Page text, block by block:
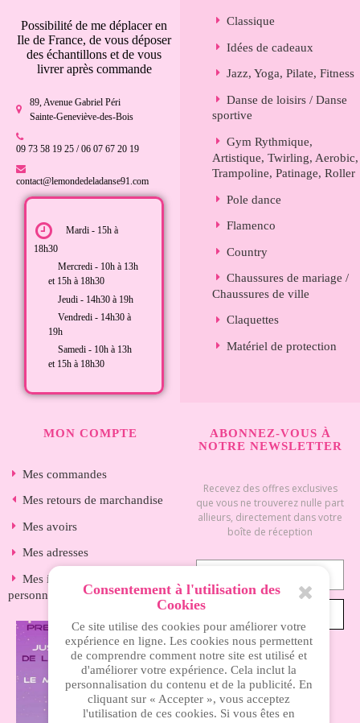
Possibilité de me déplacer en
Ile de France, de vous déposer
des échantillons et de vous
livrer après commande
89, Avenue Gabriel Péri
Sainte-Geneviève-des-Bois
09 73 58 19 25 / 06 07 67 20 19
contact@lemondedeladanse91.com
Mardi - 15h à
18h30
Mercredi - 10h à 13h
et 15h à 18h30
Jeudi - 14h30 à 19h
Vendredi - 14h30 à
19h
Samedi - 10h à 13h
et 15h à 18h30
Classique
Idées de cadeaux
Jazz, Yoga, Pilate, Fitness
Danse de loisirs / Danse
sportive
Gym Rythmique,
Artistique, Twirling, Aerobic,
Trampoline, Patinage, Roller
Pole dance
Flamenco
Country
Chaussures de mariage /
Chaussures de ville
Claquettes
Matériel de protection
MON COMPTE
Mes commandes
Mes retours de marchandise
Mes avoirs
Mes adresses
Mes informations
personnelles
ABONNEZ-VOUS À
NOTRE NEWSLETTER
Recevez des offres exclusives
que vous ne trouverez nulle part
allieurs, directement dans votre
boîte de réception
INFORMATIONS
Consentement à l'utilisation des
Cookies
Ce site utilise des cookies pour améliorer votre
expérience en ligne. Les cookies nous permettent
de comprendre comment notre site est utilisé et
d'améliorer votre expérience. Cela inclut la
personnalisation du contenu et de la publicité. En
cliquant sur « Accepter », vous acceptez
l'utilisation de ces cookies. Si vous êtes en